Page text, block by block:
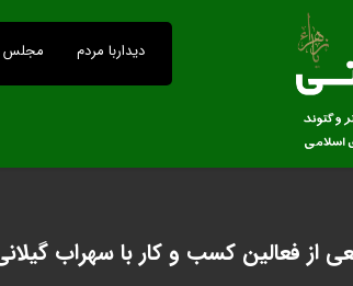
دیداربا مردم مجلس
از فعالین کسب و کار با سهراب